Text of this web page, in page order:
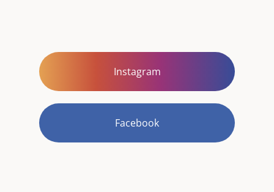
Instagram
Facebook